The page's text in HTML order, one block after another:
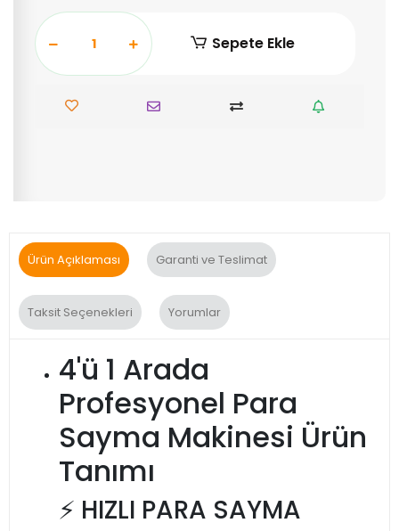
Sepete Ekle
Ürün Açıklaması Garanti ve Teslimat
Taksit Seçenekleri Yorumlar
4'ü 1 Arada
Profesyonel Para
Sayma Makinesi Ürün
Tanımı
⚡ HIZLI PARA SAYMA